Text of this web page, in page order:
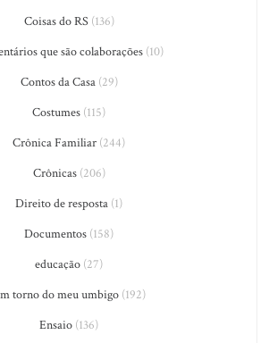
Coisas do RS(136)
que são colaborações (10)
Contos da Casa(29)
Costumes (115)
Crônica Familiar (244)
Crônicas(206)
Direito de resposta (1)
Documentos (158)
educação (27)
torno do meu umbigo(192)
Ensaio (136)